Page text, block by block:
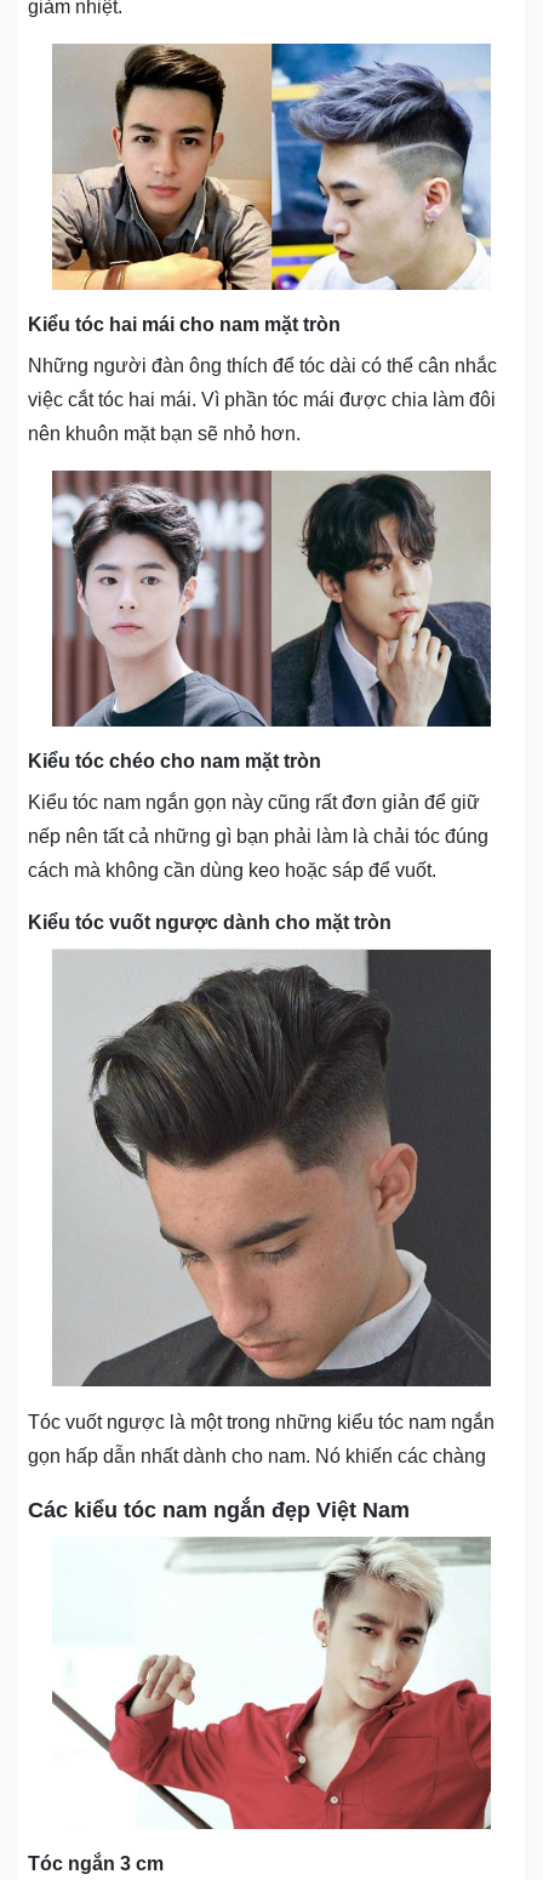
giảm nhiệt.
Kiểu tóc hai mái cho nam mặt tròn
Những người đàn ông thích để tóc dài có thể cân nhắc
việc cắt tóc hai mái. Vì phần tóc mái được chia làm đôi
nên khuôn mặt bạn sẽ nhỏ hơn.
Kiểu tóc chéo cho nam mặt tròn
Kiểu tóc nam ngắn gọn này cũng rất đơn giản để giữ
nếp nên tất cả những gì bạn phải làm là chải tóc đúng
cách mà không cần dùng keo hoặc sáp để vuốt.
Kiểu tóc vuốt ngược dành cho mặt tròn
Tóc vuốt ngược là một trong những kiểu tóc nam ngắn
gọn hấp dẫn nhất dành cho nam. Nó khiến các chàng
Các kiểu tóc nam ngắn đẹp Việt Nam
Tóc ngắn 3 cm